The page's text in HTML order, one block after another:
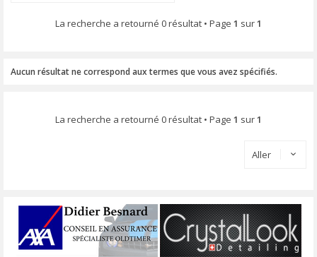
La recherche a retourné 0 résultat • Page 1 sur1
Aucun résultat ne correspond aux termes que vous avez spécifiés.
La recherche a retourné 0 résultat • Page 1 sur1
Aller